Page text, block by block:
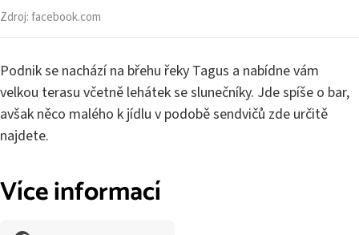
Zdroj:facebook.com
Podnik se nachází na břehu řeky Tagus a nabídne vám
velkou terasu včetně lehátek se slunečníky. Jde spíše o bar,
avšak něco malého k jídlu v podobě sendvičů zde určitě
najdete.
Více informací